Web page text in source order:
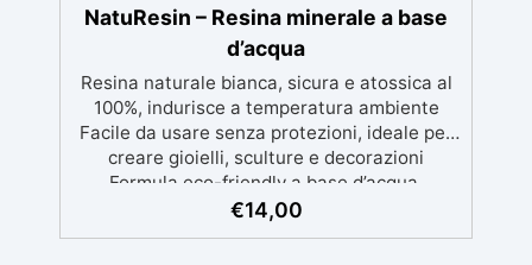
può essere facilmente colorata con i
coloranti ColorSoap, permettendoti di creare
saponi dal design unico e personalizzato.
NatuResin – Resina minerale a base
d’acqua
Resina naturale bianca, sicura e atossica al
100%, indurisce a temperatura ambiente
Facile da usare senza protezioni, ideale per
creare gioielli, sculture e decorazioni
Formula eco-friendly a base d’acqua,
alternativa sicura alle resine tradizionali
€14,00